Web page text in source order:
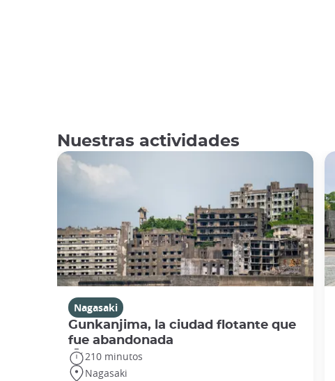
Nuestras actividades
Nagasaki
Gunkanjima, la ciudad flotante que
fue abandonada
210 minutos
Nagasaki